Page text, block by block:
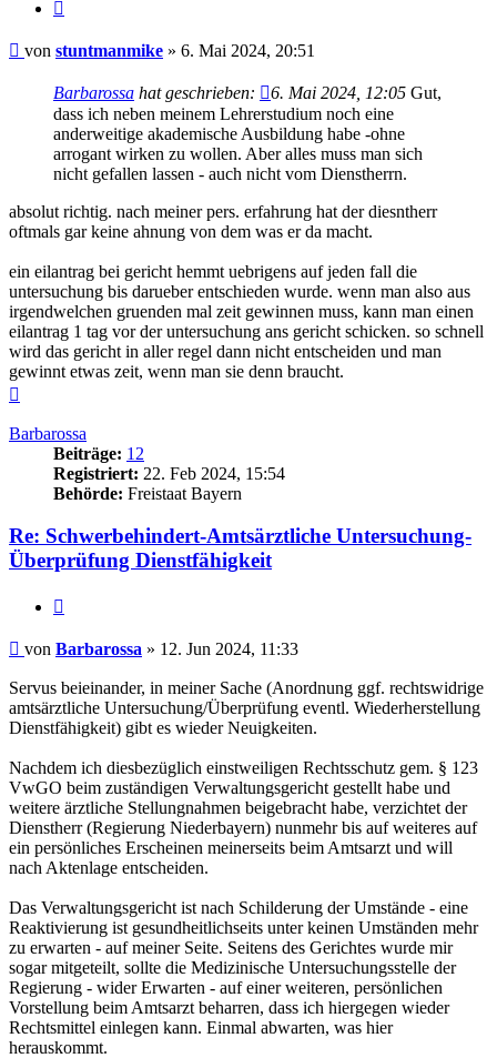
Beitrag
von stuntmanmike » 6. Mai 2024, 20:51
Barbarossa hat geschrieben: 6. Mai 2024, 12:05 Gut,
dass ich neben meinem Lehrerstudium noch eine
anderweitige akademische Ausbildung habe -ohne
arrogant wirken zu wollen. Aber alles muss man sich
nicht gefallen lassen - auch nicht vom Dienstherrn.
absolut richtig. nach meiner pers. erfahrung hat der diesntherr
oftmals gar keine ahnung von dem was er da macht.
ein eilantrag bei gericht hemmt uebrigens auf jeden fall die
untersuchung bis darueber entschieden wurde. wenn man also aus
irgendwelchen gruenden mal zeit gewinnen muss, kann man einen
eilantrag 1 tag vor der untersuchung ans gericht schicken. so schnell
wird das gericht in aller regel dann nicht entscheiden und man
gewinnt etwas zeit, wenn man sie denn braucht.
Barbarossa
Beiträge: 12
Registriert: 22. Feb 2024, 15:54
Behörde: Freistaat Bayern
Re: Schwerbehindert-Amtsärztliche Untersuchung-
Überprüfung Dienstfähigkeit
Beitrag
von Barbarossa » 12. Jun 2024, 11:33
Servus beieinander, in meiner Sache (Anordnung ggf. rechtswidrige
amtsärztliche Untersuchung/Überprüfung eventl. Wiederherstellung
Dienstfähigkeit) gibt es wieder Neuigkeiten.
Nachdem ich diesbezüglich einstweiligen Rechtsschutz gem. § 123
VwGO beim zuständigen Verwaltungsgericht gestellt habe und
weitere ärztliche Stellungnahmen beigebracht habe, verzichtet der
Dienstherr (Regierung Niederbayern) nunmehr bis auf weiteres auf
ein persönliches Erscheinen meinerseits beim Amtsarzt und will
nach Aktenlage entscheiden.
Das Verwaltungsgericht ist nach Schilderung der Umstände - eine
Reaktivierung ist gesundheitlichseits unter keinen Umständen mehr
zu erwarten - auf meiner Seite. Seitens des Gerichtes wurde mir
sogar mitgeteilt, sollte die Medizinische Untersuchungsstelle der
Regierung - wider Erwarten - auf einer weiteren, persönlichen
Vorstellung beim Amtsarzt beharren, dass ich hiergegen wieder
Rechtsmittel einlegen kann. Einmal abwarten, was hier
herauskommt.